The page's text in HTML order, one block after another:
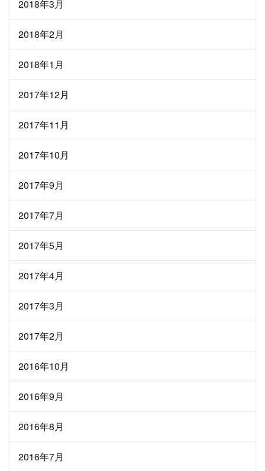
2018年3月
2018年2月
2018年1月
2017年12月
2017年11月
2017年10月
2017年9月
2017年7月
2017年5月
2017年4月
2017年3月
2017年2月
2016年10月
2016年9月
2016年8月
2016年7月